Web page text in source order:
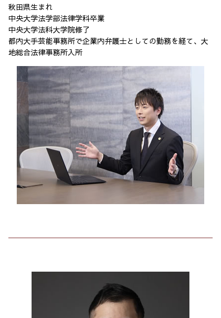
秋田県生まれ
中央大学法学部法律学科卒業
中央大学法科大学院修了
都内大手芸能事務所で企業内弁護士としての勤務を経て、大
地総合法律事務所入所